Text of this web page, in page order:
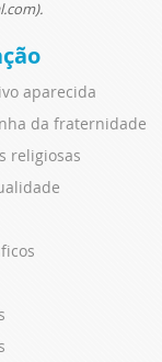
aparecida
da fraternidade
religiosas